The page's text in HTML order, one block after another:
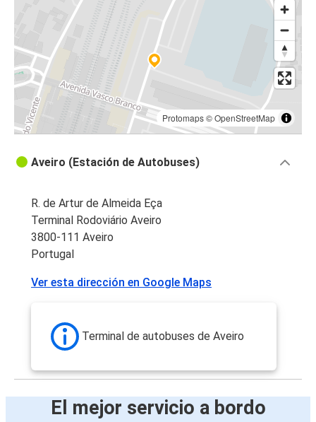
Aveiro
Aveiro
Braga
Aveiro
Lisboa (Aeropuerto)
Aveiro
Aveiro
Madrid
Aveiro
Lisboa (Aeropuerto)
Protomaps©OpenStreetMap
Aveiro (Estación de Autobuses)
R. de Artur de Almeida Eça
Terminal Rodoviário Aveiro
3800-111 Aveiro
Portugal
Ver esta dirección en Google Maps
Terminal de autobuses de Aveiro
El mejor servicio a bordo